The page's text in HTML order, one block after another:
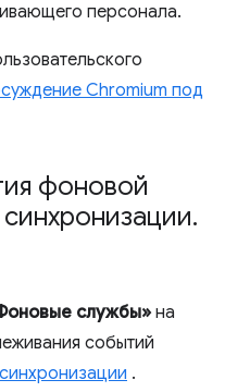
персонала.
Chromium под
фоновой
.
службы» на
событий
.